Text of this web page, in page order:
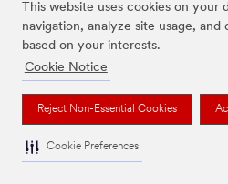
This website uses cookies on your
navigation, analyze site usage,
based on your interests.
Cookie Notice
Reject Non-Essential Cookies
Cookie Preferences